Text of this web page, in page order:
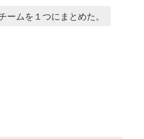
ームを１つにまとめた。